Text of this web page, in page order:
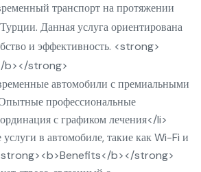
транспорт на протяжении
Данная услуга ориентирована
и эффективность. <strong>
b></strong>
автомобили с премиальными
профессиональные
с графиком лечения</li>
в автомобиле, такие как Wi-Fi и
b></strong>